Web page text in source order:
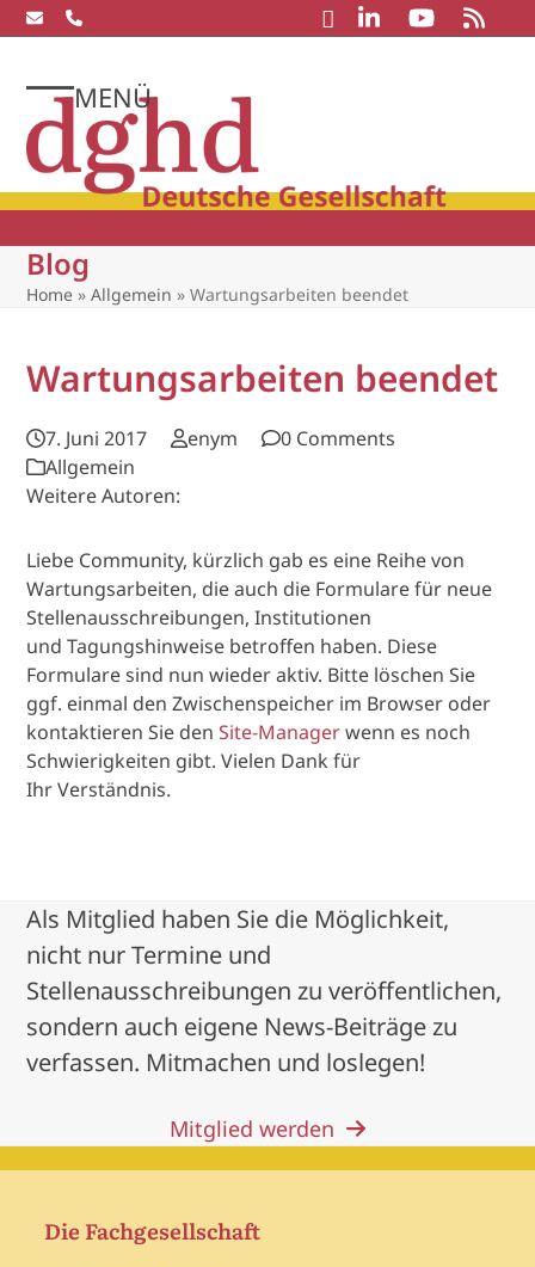
Skip
to
MENÜ
Open
mobile
menu
Close
mobile
menu
Blog
Home »Allgemein »Wartungsarbeiten beendet
Wartungsarbeiten beendet
7. Juni 2017 enym
0 Comments
Allgemein
Weitere Autoren:
Liebe Community, kürzlich gab es eine Reihe von
Wartungsarbeiten, die auch die Formulare für neue
Stellenausschreibungen, Institutionen
und Tagungshinweise betroffen haben. Diese
Formulare sind nun wieder aktiv. Bitte löschen Sie
ggf. einmal den Zwischenspeicher im Browser oder
kontaktieren Sie denSite-Managerwenn es noch
Schwierigkeiten gibt. Vielen Dank für
Ihr Verständnis.
Als Mitglied haben Sie die Möglichkeit,
nicht nur Termine und
Stellenausschreibungen zu veröffentlichen,
sondern auch eigene News-Beiträge zu
verfassen. Mitmachen und loslegen!
Mitglied werden
Die Fachgesellschaft